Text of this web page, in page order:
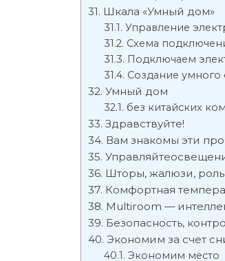
Шкала «Умный дом»
Управление
Схема
Подключаем
Создание умного
Умный дом
без китайских
Здравствуйте!
Вам знакомы эти
Шторы, жалюзи,
Комфортная
Multiroom —
Безопасность,
Экономим за счет
Экономим место